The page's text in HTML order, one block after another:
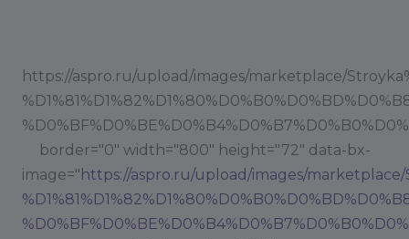
https://aspro.ru/upload/images/marketplace/
border="0" width="800" height="72" data-bx-
image=" https://aspro.ru/upload/images/marketplace/